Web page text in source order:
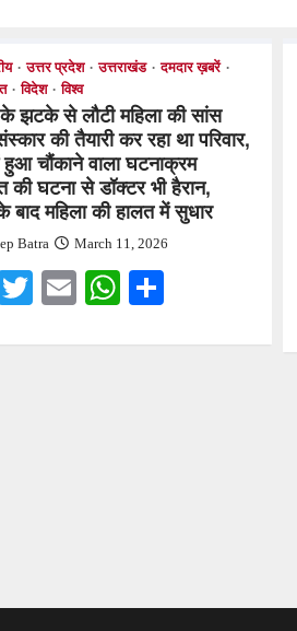
उत्तर प्रदेश उत्तराखंड
दमदार ख़बरें
विदेश विश्व
झटके से लौटी महिला की सांस
की तैयारी कर रहा था परिवार,
हुआ चौंकाने वाला घटनाक्रम
की घटना से डॉक्टर भी हैरान,
बाद महिला की हालत में सुधार
Batra March 11, 2026
Facebook
TwitterEmailWhatsApp